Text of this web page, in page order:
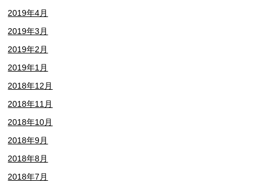
2019年4月
2019年3月
2019年2月
2019年1月
2018年12月
2018年11月
2018年10月
2018年9月
2018年8月
2018年7月